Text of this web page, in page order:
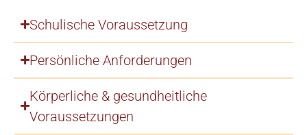
Schulische Voraussetzung
Persönliche Anforderungen
Körperliche & gesundheitliche
Voraussetzungen